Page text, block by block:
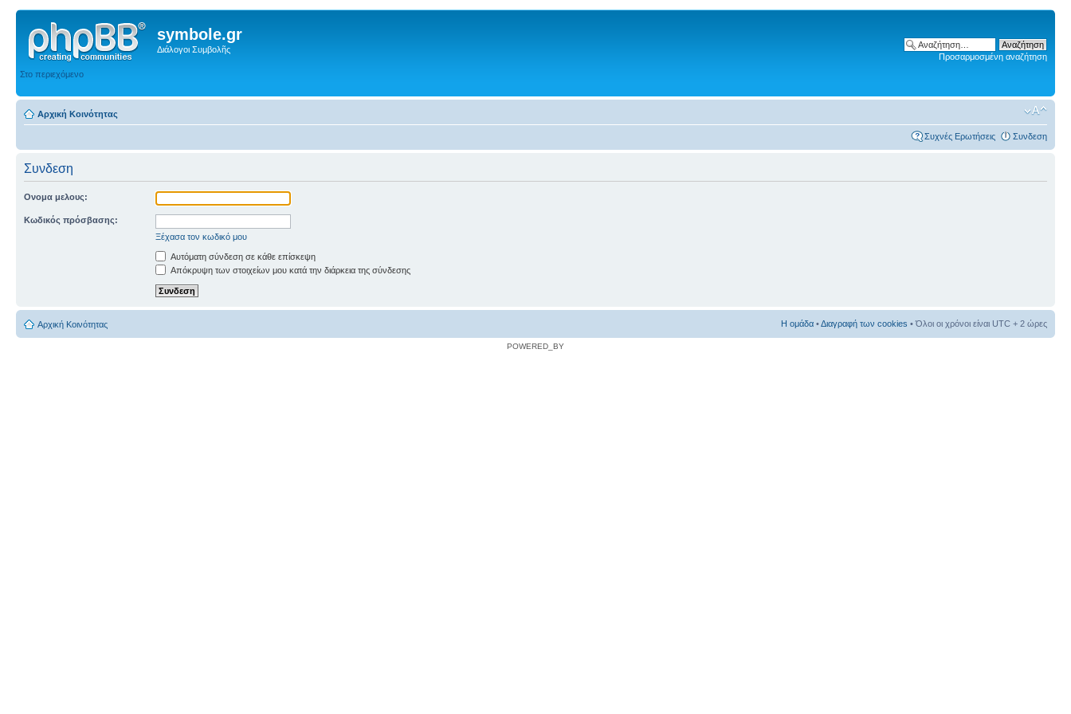
symbole.gr
Διάλογοι Συμβολῆς
Στο περιεχόμενο
Προσαρμοσμένη αναζήτηση
Αρχική Κοινότητας
Συχνές Ερωτήσεις Συνδεση
Συνδεση
Ονομα μελους:
Κωδικός πρόσβασης:
Ξέχασα τον κωδικό μου
Αυτόματη σύνδεση σε κάθε επίσκεψη
Απόκρυψη των στοιχείων μου κατά την διάρκεια της σύνδεσης
Αρχική Κοινότητας Η ομάδα •Διαγραφή των cookies • Όλοι οι χρόνοι είναι UTC + 2 ώρες
POWERED_BY